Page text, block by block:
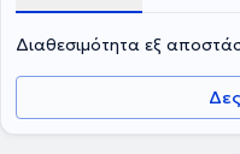
Διαθεσιμότητα εξ